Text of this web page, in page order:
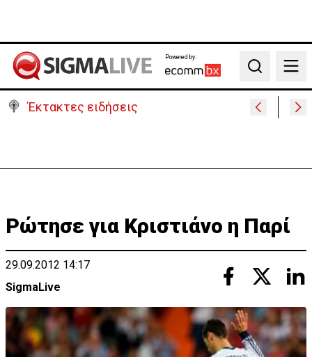
Powered by:
Search
Έκτακτες ειδήσεις
Ρώτησε για Κριστιάνο η Παρί
29.09.2012 14:17
SigmaLive